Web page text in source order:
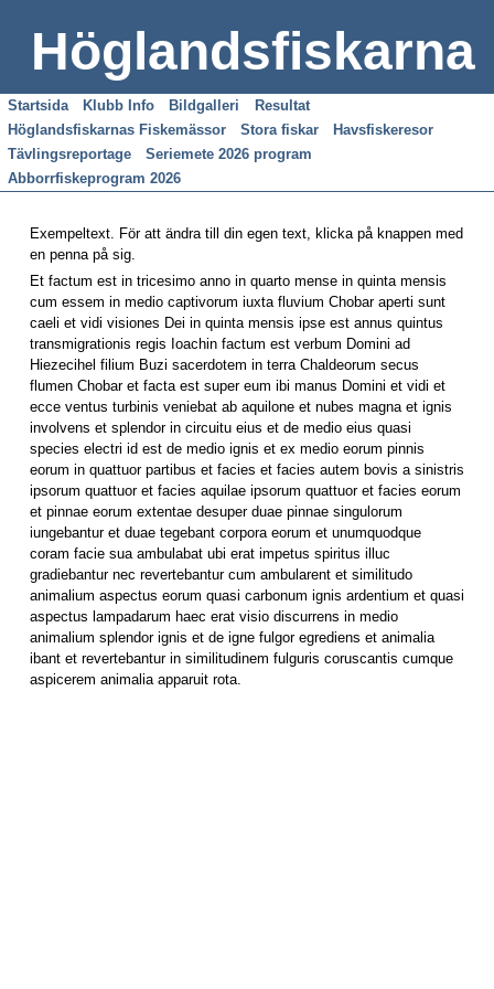
Höglandsfiskarna
Startsida Klubb Info Bildgalleri
Resultat
Höglandsfiskarnas Fiskemässor
Stora fiskar
Havsfiskeresor
Tävlingsreportage
Seriemete 2026 program
Abborrfiskeprogram 2026
Exempeltext. För att ändra till din egen text, klicka på knappen med
en penna på sig.
Et factum est in tricesimo anno in quarto mense in quinta mensis
cum essem in medio captivorum iuxta fluvium Chobar aperti sunt
caeli et vidi visiones Dei in quinta mensis ipse est annus quintus
transmigrationis regis Ioachin factum est verbum Domini ad
Hiezecihel filium Buzi sacerdotem in terra Chaldeorum secus
flumen Chobar et facta est super eum ibi manus Domini et vidi et
ecce ventus turbinis veniebat ab aquilone et nubes magna et ignis
involvens et splendor in circuitu eius et de medio eius quasi
species electri id est de medio ignis et ex medio eorum pinnis
eorum in quattuor partibus et facies et facies autem bovis a sinistris
ipsorum quattuor et facies aquilae ipsorum quattuor et facies eorum
et pinnae eorum extentae desuper duae pinnae singulorum
iungebantur et duae tegebant corpora eorum et unumquodque
coram facie sua ambulabat ubi erat impetus spiritus illuc
gradiebantur nec revertebantur cum ambularent et similitudo
animalium aspectus eorum quasi carbonum ignis ardentium et quasi
aspectus lampadarum haec erat visio discurrens in medio
animalium splendor ignis et de igne fulgor egrediens et animalia
ibant et revertebantur in similitudinem fulguris coruscantis cumque
aspicerem animalia apparuit rota.